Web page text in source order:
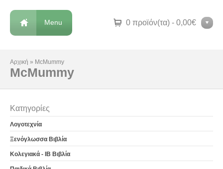
0 προϊόν(τα) - 0,00€
Menu
Αρχική » McMummy
McMummy
Κατηγορίες
Λογοτεχνία
Ξενόγλωσσα Βιβλία
Κολεγιακά - IB Βιβλία